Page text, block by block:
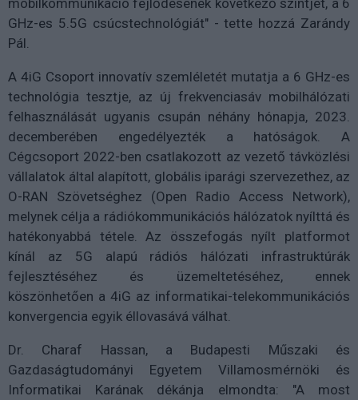
GHz-es 5.5G csúcstechnológiát" - tette hozzá Zarándy
Pál.
A 4iG Csoport innovatív szemléletét mutatja a 6 GHz-es
technológia tesztje, az új frekvenciasáv mobilhálózati
felhasználását ugyanis csupán néhány hónapja, 2023.
decemberében engedélyezték a hatóságok. A
Cégcsoport 2022-ben csatlakozott az vezető távközlési
vállalatok által alapított, globális iparági szervezethez, az
O-RAN Szövetséghez (Open Radio Access Network),
melynek célja a rádiókommunikációs hálózatok nyílttá és
hatékonyabbá tétele. Az összefogás nyílt platformot
kínál az 5G alapú rádiós hálózati infrastruktúrák
fejlesztéséhez és üzemeltetéséhez, ennek
köszönhetően a 4iG az informatikai-telekommunikációs
konvergencia egyik éllovasává válhat.
Dr. Charaf Hassan, a Budapesti Műszaki és
Gazdaságtudományi Egyetem Villamosmérnöki és
Informatikai Karának dékánja elmondta: "A most